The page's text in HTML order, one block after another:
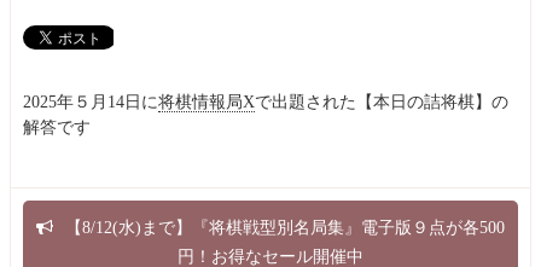
2025年５月14日に将棋情報局Xで出題された【本日の詰将棋】の
解答です
【8/12(水)まで】『将棋戦型別名局集』電子版９点が各500
円！お得なセール開催中